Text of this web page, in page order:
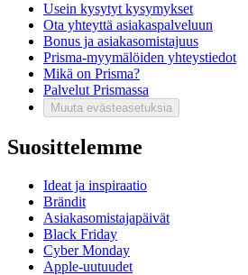
Usein kysytyt kysymykset
Ota yhteyttä asiakaspalveluun
Bonus ja asiakasomistajuus
Prisma-myymälöiden yhteystiedot
Mikä on Prisma?
Palvelut Prismassa
Muuta evästeasetuksia
Suosittelemme
Ideat ja inspiraatio
Brändit
Asiakasomistajapäivät
Black Friday
Cyber Monday
Apple-uutuudet